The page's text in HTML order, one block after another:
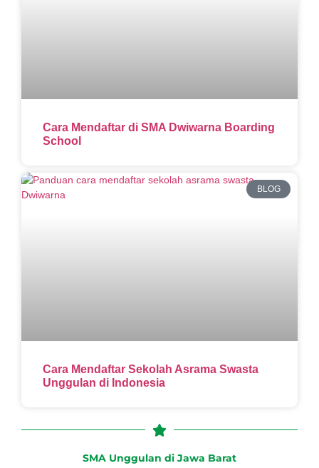
Cara Mendaftar di SMA Dwiwarna Boarding
School
BLOG
Cara Mendaftar Sekolah Asrama Swasta
Unggulan di Indonesia
SMA Unggulan di Jawa Barat